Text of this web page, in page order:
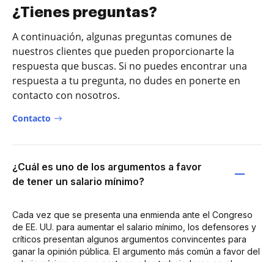
¿Tienes preguntas?
A continuación, algunas preguntas comunes de
nuestros clientes que pueden proporcionarte la
respuesta que buscas. Si no puedes encontrar una
respuesta a tu pregunta, no dudes en ponerte en
contacto con nosotros.
Contacto
¿Cuál es uno de los argumentos a favor
de tener un salario mínimo?
Cada vez que se presenta una enmienda ante el Congreso
de EE. UU. para aumentar el salario mínimo, los defensores y
críticos presentan algunos argumentos convincentes para
ganar la opinión pública. El argumento más común a favor del